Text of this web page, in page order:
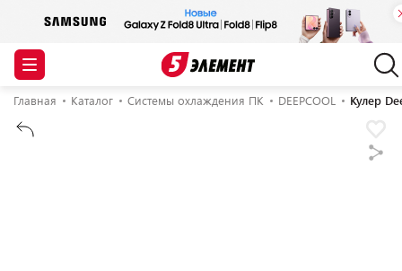
Главная Каталог Системы охлаждения ПК DEEPCOOL Кулер